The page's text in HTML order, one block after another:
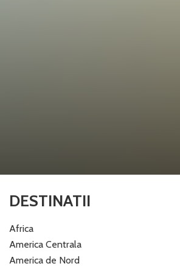
DESTINATII
Africa
America Centrala
America de Nord